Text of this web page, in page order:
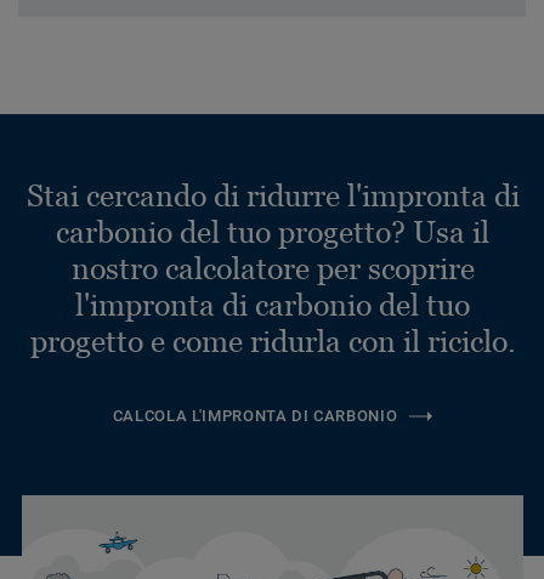
Stai cercando di ridurre l'impronta di
carbonio del tuo progetto? Usa il
nostro calcolatore per scoprire
l'impronta di carbonio del tuo
progetto e come ridurla con il riciclo.
CALCOLA L'IMPRONTA DI CARBONIO